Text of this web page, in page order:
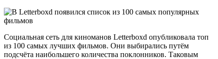
Социальная сеть для киноманов Letterboxd опубликовала топ
из 100 самых лучших фильмов. Они выбирались путём
подсчёта наибольшего количества поклонников. Таковым